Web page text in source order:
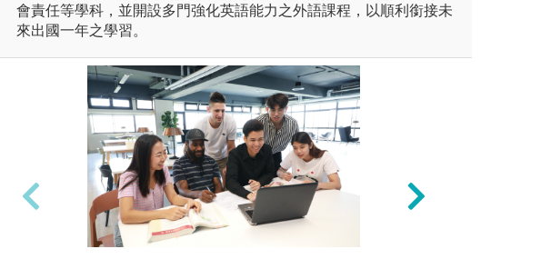
會責任等學科，並開設多門強化英語能力之外語課程，以順利銜接未
來出國一年之學習。